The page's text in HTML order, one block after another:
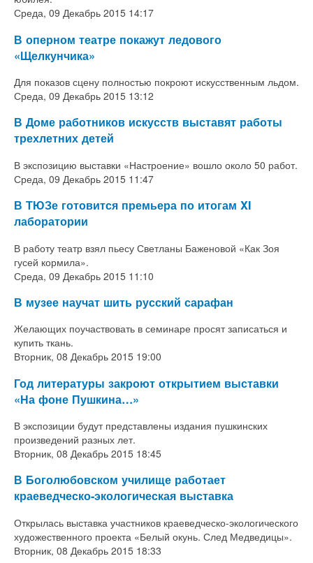
Среда, 09 Декабрь 2015 14:17
В оперном театре покажут ледового
«Щелкунчика»
Для показов сцену полностью покроют искусственным льдом.
Среда, 09 Декабрь 2015 13:12
В Доме работников искусств выставят работы
трехлетних детей
В экспозицию выставки «Настроение» вошло около 50 работ.
Среда, 09 Декабрь 2015 11:47
В ТЮЗе готовится премьера по итогам XI
лаборатории
В работу театр взял пьесу Светланы Баженовой «Как Зоя
гусей кормила».
Среда, 09 Декабрь 2015 11:10
В музее научат шить русский сарафан
Желающих поучаствовать в семинаре просят записаться и
купить ткань.
Вторник, 08 Декабрь 2015 19:00
Год литературы закроют открытием выставки
«На фоне Пушкина…»
В экспозиции будут представлены издания пушкинских
произведений разных лет.
Вторник, 08 Декабрь 2015 18:45
В Боголюбовском училище работает
краеведческо-экологическая выставка
Открылась выставка участников краеведческо-экологического
художественного проекта «Белый окунь. След Медведицы».
Вторник, 08 Декабрь 2015 18:33